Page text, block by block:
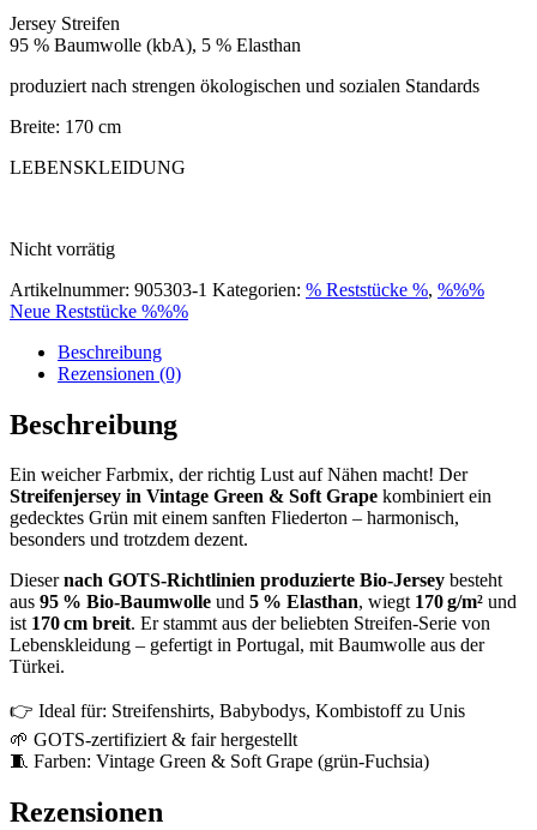
Jersey Streifen
95 % Baumwolle (kbA), 5 % Elasthan
produziert nach strengen ökologischen und sozialen Standards
Breite: 170 cm
LEBENSKLEIDUNG
Nicht vorrätig
Artikelnummer: 905303-1 Kategorien: % Reststücke %, %%%
Neue Reststücke %%%
Beschreibung
Rezensionen (0)
Beschreibung
Ein weicher Farbmix, der richtig Lust auf Nähen macht! Der
Streifenjersey in Vintage Green & Soft Grape kombiniert ein
gedecktes Grün mit einem sanften Fliederton – harmonisch,
besonders und trotzdem dezent.
Diesernach GOTS-Richtlinien produzierte Bio-Jersey besteht
aus 95 % Bio-Baumwolle und 5 % Elasthan, wiegt 170 g/m² und
ist 170 cm breit. Er stammt aus der beliebten Streifen-Serie von
Lebenskleidung – gefertigt in Portugal, mit Baumwolle aus der
Türkei.
👉 Ideal für: Streifenshirts, Babybodys, Kombistoff zu Unis
🌱 GOTS-zertifiziert & fair hergestellt
🧵 Farben: Vintage Green & Soft Grape (grün-Fuchsia)
Rezensionen